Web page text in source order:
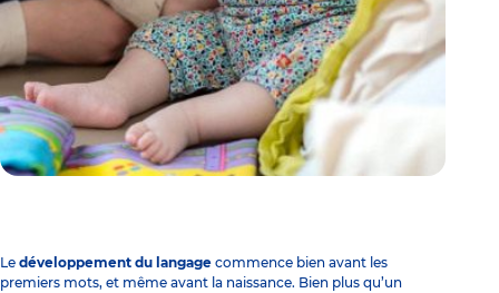
Le développement du langage commence bien avant les
premiers mots, et même avant la naissance. Bien plus qu’un